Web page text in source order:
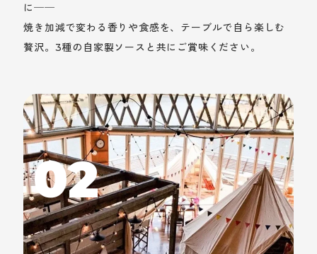
に──
焼き加減で変わる香りや食感を、テーブルで自ら楽しむ
贅沢。3種の自家製ソースと共にご賞味ください。
02